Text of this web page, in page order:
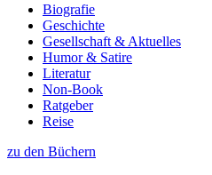
Biografie
Geschichte
Gesellschaft & Aktuelles
Humor & Satire
Literatur
Non-Book
Ratgeber
Reise
zu den Büchern